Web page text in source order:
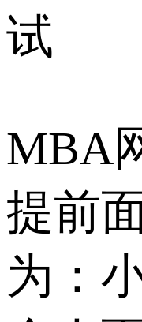
试
MBA
提前
为：